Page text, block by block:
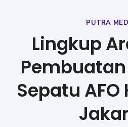
PUTRA
Lingkup
Sepatu